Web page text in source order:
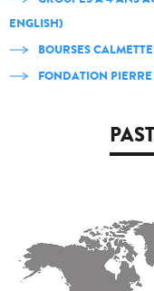
ENGLISH)
BOURSES
FONDATION